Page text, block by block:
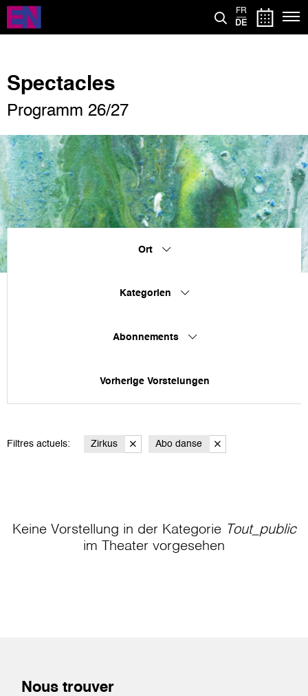
Direkt
zum
Inhalt
FR
DE
Spectacles
Programm 26/27
Ort
Kategorien
Abonnements
Vorherige Vorstelungen
Filtres actuels: Zirkus Abo danse
Keine Vorstellung in der Kategorie Tout_public
im Theater vorgesehen
Nous trouver